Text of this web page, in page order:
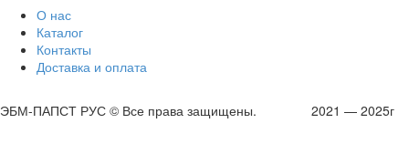
О нас
Каталог
Контакты
Доставка и оплата
ЭБМ-ПАПСТ РУС © Все права защищены. 2021 — 2025г